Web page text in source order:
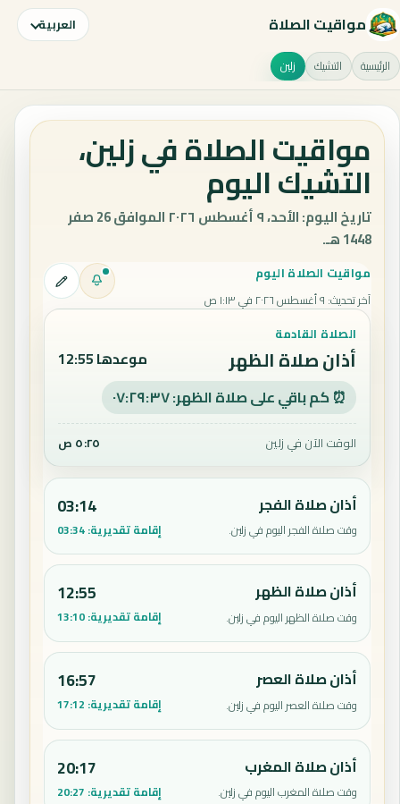
مواقيت الصلاة العربية
الرئيسية التشيك زلين
مواقيت الصلاة في زلين،
التشيك اليوم
تاريخ اليوم: الأحد، ٩ أغسطس ٢٠٢٦ الموافق 26 صفر
1448 هـ.
مواقيت الصلاة اليوم
آخر تحديث: ٩ أغسطس ٢٠٢٦ في ١:١٣ ص
الصلاة القادمة
أذان صلاة الظهر موعدها 12:55
⏰ كم باقي على صلاة الظهر: ٠٧:٢٩:٣٦
الوقت الآن في زلين ٥:٢٥ ص
أذان صلاة الفجر
وقت صلاة الفجر اليوم في زلين.
03:14
إقامة تقديرية:03:34
أذان صلاة الظهر
وقت صلاة الظهر اليوم في زلين.
12:55
إقامة تقديرية:13:10
أذان صلاة العصر
وقت صلاة العصر اليوم في زلين.
16:57
إقامة تقديرية: 17:12
أذان صلاة المغرب
وقت صلاة المغرب اليوم في زلين.
20:17
إقامة تقديرية: 20:27